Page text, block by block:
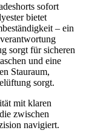
sofort
bietet
– ein
sorgt für sicheren
und eine
Stauraum,
sorgt.
mit klaren
zwischen
navigiert.